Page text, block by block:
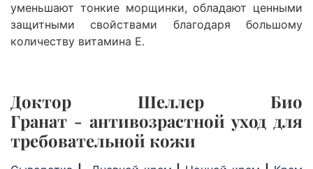
уменьшают тонкие морщинки, обладают ценными
защитными свойствами благодаря большому
количеству витамина Е.
Доктор Шеллер Био
Гранат - антивозрастной уход для
требовательной кожи